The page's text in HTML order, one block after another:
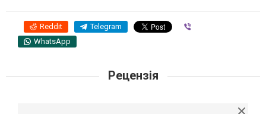
Reddit Telegram
WhatsApp
Рецензія